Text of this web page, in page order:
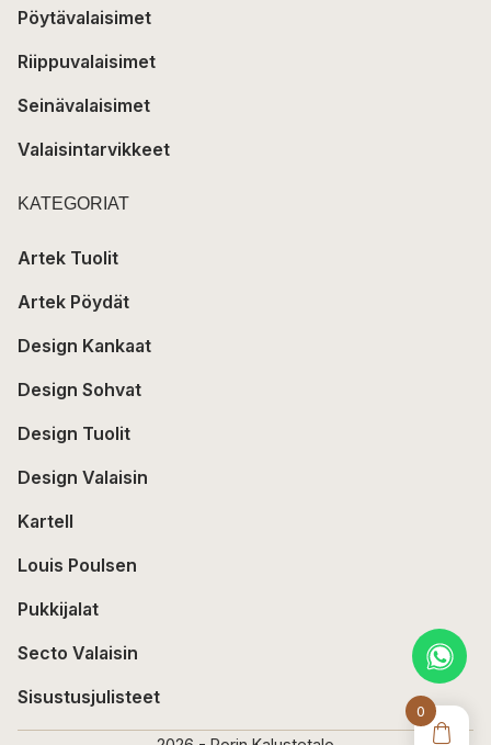
0
Pöytävalaisimet
Riippuvalaisimet
Seinävalaisimet
Valaisintarvikkeet
KATEGORIAT
Artek Tuolit
Artek Pöydät
Design Kankaat
Design Sohvat
Design Tuolit
Design Valaisin
Kartell
Louis Poulsen
Pukkijalat
Secto Valaisin
Sisustusjulisteet